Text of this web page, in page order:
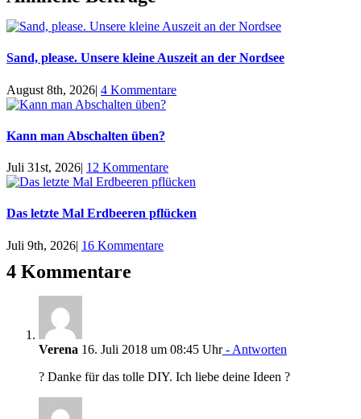
Sand, please. Unsere kleine Auszeit an der Nordsee
August 8th, 2026| 4 Kommentare
Kann man Abschalten üben?
Juli 31st, 2026| 12 Kommentare
Das letzte Mal Erdbeeren pflücken
Juli 9th, 2026| 16 Kommentare
4 Kommentare
Verena 16. Juli 2018 um 08:45 Uhr- Antworten
? Danke für das tolle DIY. Ich liebe deine Ideen ?